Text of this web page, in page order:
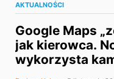
AKTUALNOŚCI
Google Maps
jak kierowca.
wykorzysta